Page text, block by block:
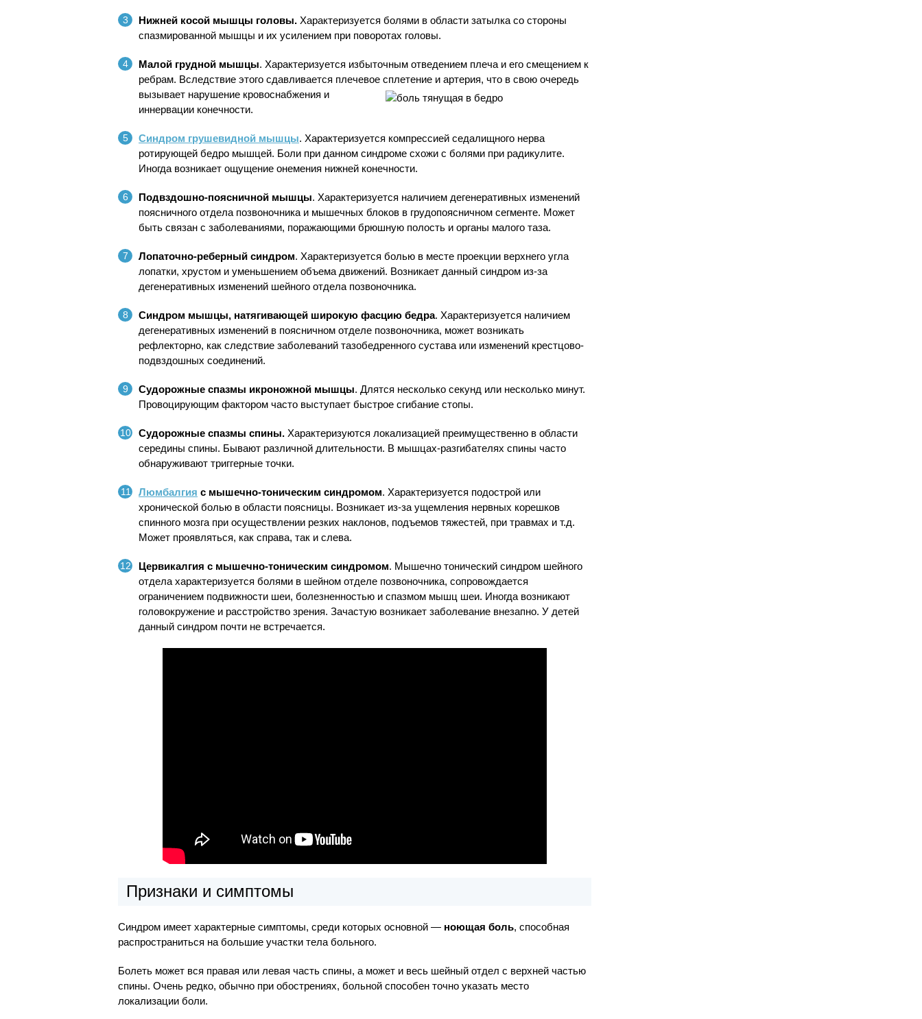
Нижней косой мышцы головы. Характеризуется болями в области затылка со стороны
спазмированной мышцы и их усилением при поворотах головы.
Малой грудной мышцы. Характеризуется избыточным отведением плеча и его смещением к
ребрам. Вследствие этого сдавливается плечевое сплетение и артерия, что в свою очередь
вызывает нарушение кровоснабжения и
иннервации конечности.
Синдром грушевидной мышцы. Характеризуется компрессией седалищного нерва
ротирующей бедро мышцей. Боли при данном синдроме схожи с болями при радикулите.
Иногда возникает ощущение онемения нижней конечности.
Подвздошно-поясничной мышцы. Характеризуется наличием дегенеративных изменений
поясничного отдела позвоночника и мышечных блоков в грудопоясничном сегменте. Может
быть связан с заболеваниями, поражающими брюшную полость и органы малого таза.
Лопаточно-реберный синдром. Характеризуется болью в месте проекции верхнего угла
лопатки, хрустом и уменьшением объема движений. Возникает данный синдром из-за
дегенеративных изменений шейного отдела позвоночника.
Синдром мышцы, натягивающей широкую фасцию бедра. Характеризуется наличием
дегенеративных изменений в поясничном отделе позвоночника, может возникать
рефлекторно, как следствие заболеваний тазобедренного сустава или изменений крестцово-
подвздошных соединений.
Судорожные спазмы икроножной мышцы. Длятся несколько секунд или несколько минут.
Провоцирующим фактором часто выступает быстрое сгибание стопы.
Судорожные спазмы спины. Характеризуются локализацией преимущественно в области
середины спины. Бывают различной длительности. В мышцах-разгибателях спины часто
обнаруживают триггерные точки.
Люмбалгия с мышечно-тоническим синдромом. Характеризуется подострой или
хронической болью в области поясницы. Возникает из-за ущемления нервных корешков
спинного мозга при осуществлении резких наклонов, подъемов тяжестей, при травмах и т.д.
Может проявляться, как справа, так и слева.
Цервикалгия с мышечно-тоническим синдромом. Мышечно тонический синдром шейного
отдела характеризуется болями в шейном отделе позвоночника, сопровождается
ограничением подвижности шеи, болезненностью и спазмом мышц шеи. Иногда возникают
головокружение и расстройство зрения. Зачастую возникает заболевание внезапно. У детей
данный синдром почти не встречается.
Признаки и симптомы
Синдром имеет характерные симптомы, среди которых основной — ноющая боль, способная
распространиться на большие участки тела больного.
Болеть может вся правая или левая часть спины, а может и весь шейный отдел с верхней частью
спины. Очень редко, обычно при обострениях, больной способен точно указать место
локализации боли.